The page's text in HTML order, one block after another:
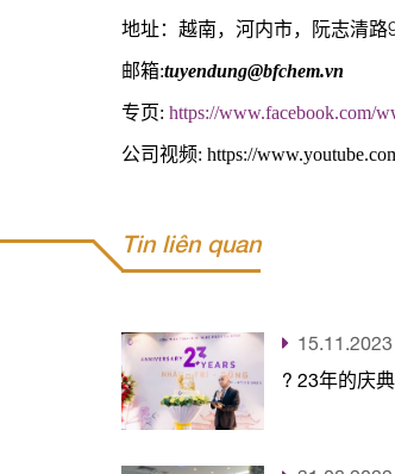
地址：越南，河内市，阮志清路
邮箱:tuyendung@bfchem.vn
专页: https://www.facebook.com/
公司视频: https://
Tin liên quan
15.11.2023
? 23年的庆